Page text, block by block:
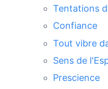
Tentations
Confiance
Tout vibre
Sens de
Prescience